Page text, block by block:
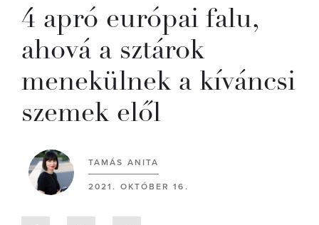
4 apró európai falu,
ahová a sztárok
menekülnek a kíváncsi
szemek elől
TAMÁS ANITA
2021. OKTÓBER 16.